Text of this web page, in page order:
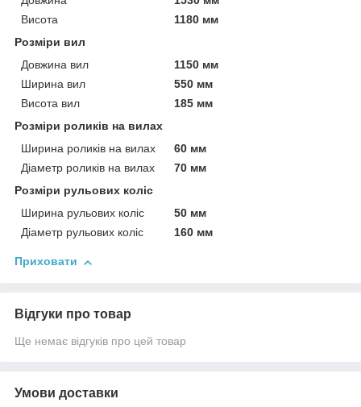
Висота
1180 мм
Розміри вил
Довжина вил
1150 мм
Ширина вил
550 мм
Висота вил
185 мм
Розміри роликів на вилах
Ширина роликів на вилах
60 мм
Діаметр роликів на вилах
70 мм
Розміри рульових коліс
Ширина рульових коліс
50 мм
Діаметр рульових коліс
160 мм
Приховати
Відгуки про товар
Ще немає відгуків про цей товар
Умови доставки